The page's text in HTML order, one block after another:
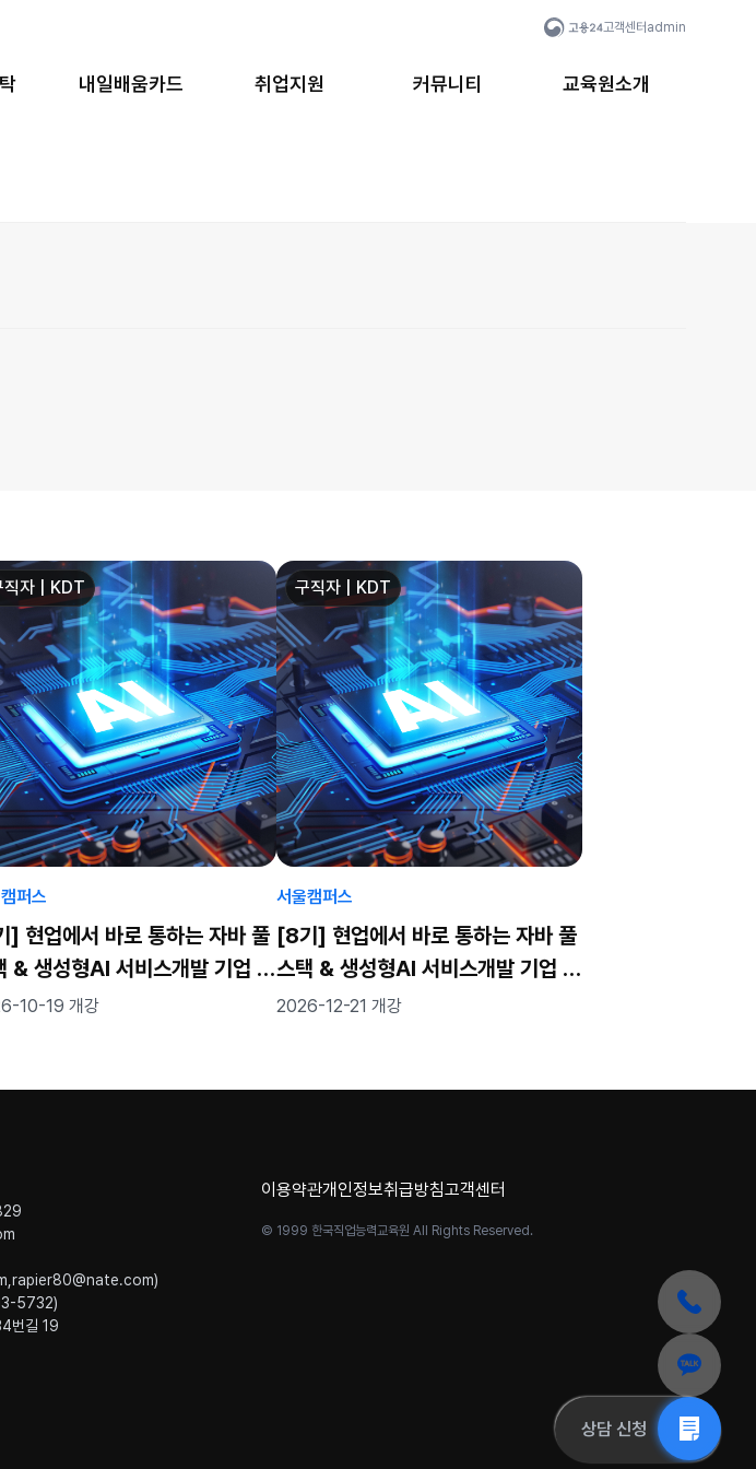
고객센터 admin
내일배움카드 취업지원 커뮤니티 교육원소개
직자 | KDT
퍼스
] 현업에서 바로 통하는 자바 풀
& 생성형AI 서비스개발 기업 프
트 완성
10-19 개강
구직자 | KDT
서울캠퍼스
[8기] 현업에서 바로 통하는 자바 풀
스택 & 생성형AI 서비스개발 기업 프
로젝트 완성
2026-12-21 개강
,rapier80@nate.com)
5732)
번길 19
이용약관개인정보취급방침고객센터
© 1999 한국직업능력교육원 All Rights Reserved.